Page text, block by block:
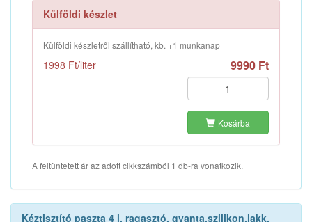
Külföldi készlet
Külföldi készletről szállítható, kb. +1 munkanap
1998 Ft/liter 9990 Ft
Kosárba
A feltüntetett ár az adott cikkszámból 1 db-ra vonatkozik.
Kéztisztító paszta 4 l, ragasztó, gyanta,szilikon,lakk,